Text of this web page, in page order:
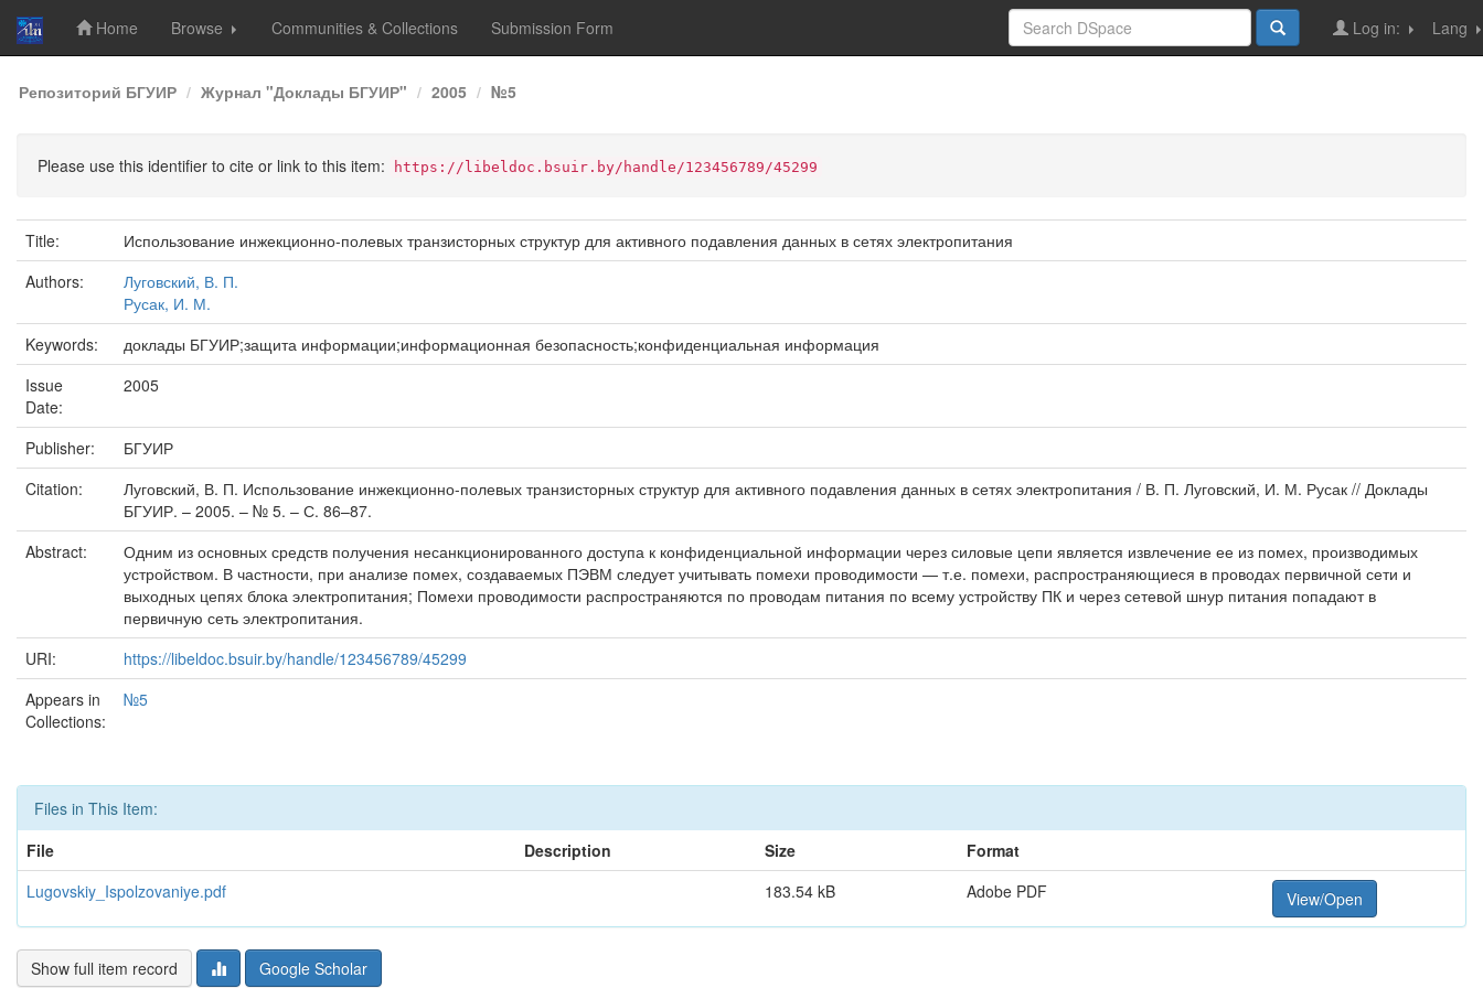
Skip
navigation
Home Browse Communities & Collections Submission Form Lang
Log in:
Репозиторий БГУИР Журнал "Доклады БГУИР" 2005 №5
Please use this identifier to cite or link to this item: https://libeldoc.bsuir.by/handle/123456789/45299
Title:
Использование инжекционно-полевых транзисторных структур для активного подавления данных в сетях электропитания
Authors:
Луговский, В. П.
Русак, И. М.
Keywords:
доклады БГУИР;защита информации;информационная безопасность;конфиденциальная информация
Issue
Date:
2005
Publisher:
БГУИР
Citation:
Луговский, В. П. Использование инжекционно-полевых транзисторных структур для активного подавления данных в сетях электропитания / В. П. Луговский, И. М. Русак // Доклады
БГУИР. – 2005. – № 5. – С. 86–87.
Abstract:
Одним из основных средств получения несанкционированного доступа к конфиденциальной информации через силовые цепи является извлечение ее из помех, производимых
устройством. В частности, при анализе помех, создаваемых ПЭВМ следует учитывать помехи проводимости — т.е. помехи, распространяющиеся в проводах первичной сети и
выходных цепях блока электропитания; Помехи проводимости распространяются по проводам питания по всему устройству ПК и через сетевой шнур питания попадают в
первичную сеть электропитания.
URI:
https://libeldoc.bsuir.by/handle/123456789/45299
Appears in
Collections:
№5
Files in This Item:
File
Description Size
Format
Lugovskiy_Ispolzovaniye.pdf
183.54 kB Adobe PDF View/Open
Show full item record Google Scholar